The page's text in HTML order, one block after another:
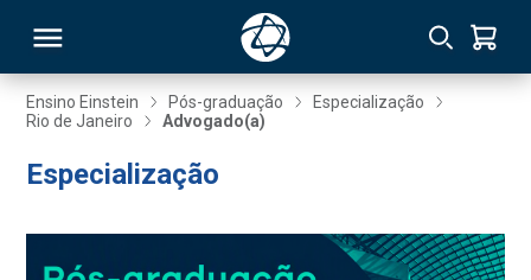
Ensino Einstein Pós-graduação
Especialização
Rio de Janeiro
Advogado(a)
Especialização